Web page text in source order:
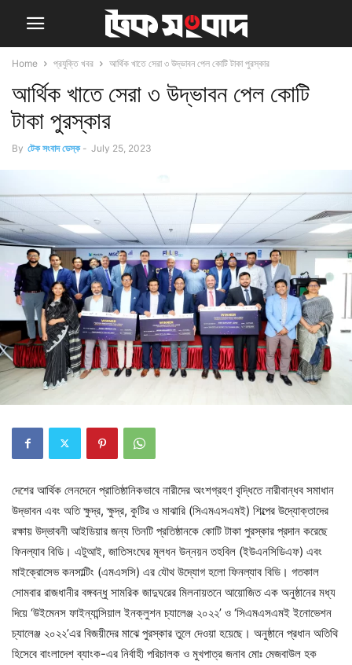
Home প্রযুক্তি খবর আর্থিক খাতে সেরা ৩ উদ্ভাবন পেল কোটি টাকা পুরস্কার
আর্থিক খাতে সেরা ৩ উদ্ভাবন পেল কোটি
টাকা পুরস্কার
By টেক সংবাদ ডেস্ক - July 25, 2023
দেশের আর্থিক লেনদেনে প্রাতিষ্ঠানিকভাবে নারীদের অংশগ্রহণ বৃদ্ধিতে নারীবান্ধব সমাধান
উদ্ভাবন এবং অতি ক্ষুদ্র, ক্ষুদ্র, কুটির ও মাঝারি (সিএমএসএমই) শিল্পের উদ্যোক্তাদের
রক্ষায় উদ্ভাবনী আইডিয়ার জন্য তিনটি প্রতিষ্ঠানকে কোটি টাকা পুরস্কার প্রদান করেছে
ফিনল্যাব বিডি। এটুআই, জাতিসংঘের মূলধন উন্নয়ন তহবিল (ইউএনসিডিএফ) এবং
মাইক্রোসেভ কনসাল্টিং (এমএসসি) এর যৌথ উদ্যোগ হলো ফিনল্যাব বিডি। গতকাল
সোমবার রাজধানীর বঙ্গবন্ধু সামরিক জাদুঘরের মিলনায়তনে আয়োজিত এক অনুষ্ঠানের মধ্য
দিয়ে ‘উইমেনস ফাইন্যান্সিয়াল ইনক্লুশন চ্যালেঞ্জ ২০২২’ ও ‘সিএমএসএমই ইনোভেশন
চ্যালেঞ্জ ২০২২’এর বিজয়ীদের মাঝে পুরস্কার তুলে দেওয়া হয়েছে। অনুষ্ঠানে প্রধান অতিথি
হিসেবে বাংলাদেশ ব্যাংক-এর নির্বাহী পরিচালক ও মুখপাত্র জনাব মোঃ মেজবাউল হক